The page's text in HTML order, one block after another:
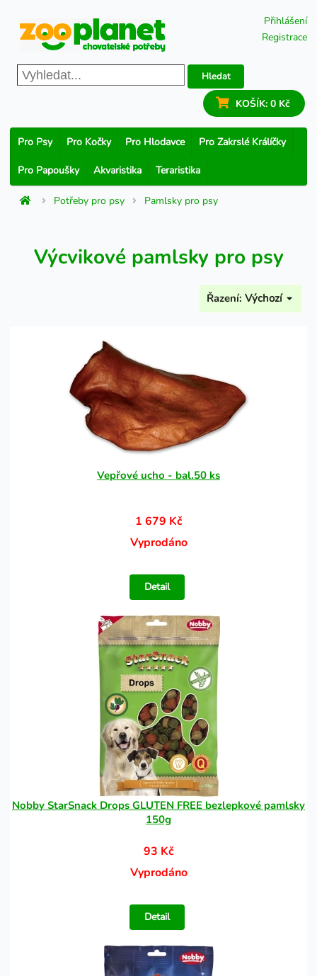
Přihlášení
Registrace
Hledat
KOŠÍK: 0 Kč
Pro Psy Pro Kočky Pro Hlodavce Pro Zakrslé Králíčky
Pro Papoušky Akvaristika Teraristika
Potřeby pro psy Pamlsky pro psy
Výcvikové pamlsky pro psy
Řazení: Výchozí
Vepřové ucho - bal.50 ks
1 679 Kč
Vyprodáno
Detail
Nobby StarSnack Drops GLUTEN FREE bezlepkové pamlsky
150g
93 Kč
Vyprodáno
Detail